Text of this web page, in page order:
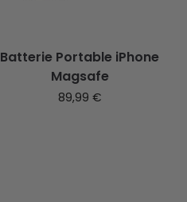
Batterie Portable iPhone
Magsafe
89,99 €